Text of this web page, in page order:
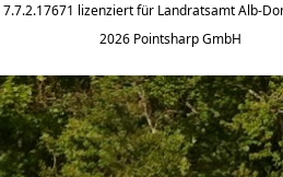
7.7.2.17671 lizenziert für Landratsamt Alb-
2026 Pointsharp GmbH